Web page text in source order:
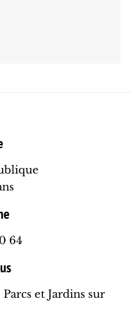
64
et Jardins sur